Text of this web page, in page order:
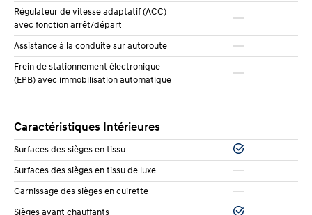
d’urgence.
Le tableau de bord numérique affiche les
informations importantes de façon claire. Vous
pouvez personnaliser l’affichage selon vos
restante, alertes de sécurité. Tout est lisible d’un coup
d’œil.
La recharge sans fil pour téléphone est disponible sur
certaines versions. Vous déposez simplement votre
Régulateur de vitesse adaptatif (ACC)
avec fonction arrêt/départ
Assistance à la conduite sur autoroute
Frein de stationnement électronique
(EPB) avec immobilisation automatique
Caractéristiques Intérieures
Surfaces des sièges en tissu
Surfaces des sièges en tissu de luxe
Garnissage des sièges en cuirette
Sièges avant chauffants